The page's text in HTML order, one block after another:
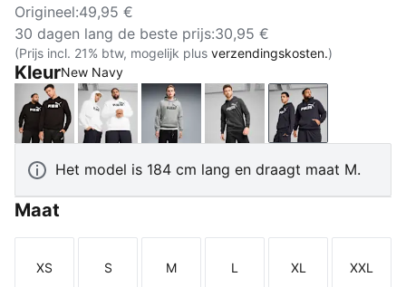
Origineel:49,95 €
30 dagen lang de beste prijs:30,95 €
(Prijs incl. 21% btw, mogelijk plus verzendingskosten.)
KleurNew Navy
PUMA BlackPUMA WhiteMedium Gray Heather
Dark Gray Heather
New Navy
Het model is 184 cm lang en draagt maat M.
Maat
Maat
XS
Maat
S
Maat
M
Maat
L
Maat
XL
Maat
XXL